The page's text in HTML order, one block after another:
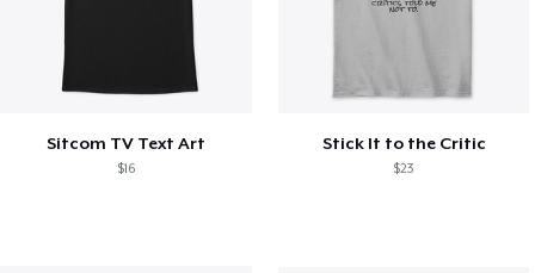
Sitcom TV Text Art
$16
Stick It to the Critic
$23